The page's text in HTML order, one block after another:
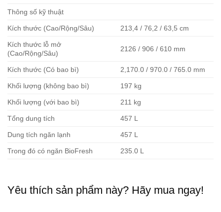
Thông số kỹ thuật
Kích thước (Cao/Rộng/Sâu) 213,4 / 76,2 / 63,5 cm
Kích thước lỗ mở
(Cao/Rộng/Sâu)
2126 / 906 / 610 mm
Kích thước (Có bao bì) 2,170.0 / 970.0 / 765.0 mm
Khối lượng (không bao bì) 197 kg
Khối lượng (với bao bì) 211 kg
Tổng dung tích 457 L
Dung tích ngăn lạnh 457 L
Trong đó có ngăn BioFresh 235.0 L
Yêu thích sản phẩm này? Hãy mua ngay!